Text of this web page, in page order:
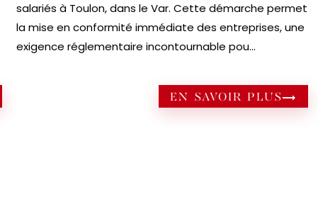
salariés à Toulon, dans le Var. Cette démarche permet
la mise en conformité immédiate des entreprises, une
exigence réglementaire incontournable pou...
EN SAVOIR PLUS